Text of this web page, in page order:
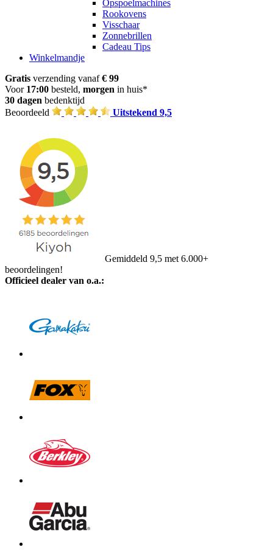
Opspoelmachines
Rookovens
Visschaar
Zonnebrillen
Cadeau Tips
Winkelmandje
Gratis verzending vanaf€ 99
Voor 17:00 besteld, morgen in huis*
30 dagen bedenktijd
Beoordeeld
Uitstekend 9,5
Gemiddeld 9,5 met 6.000+
beoordelingen!
Officieel dealer van o.a.: